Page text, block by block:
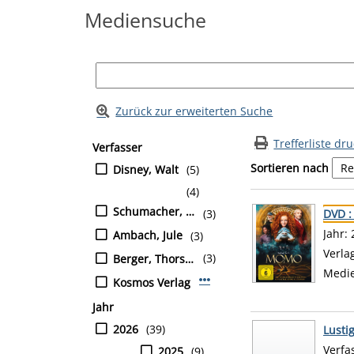
Mediensuche
Zurück zur erweiterten Suche
Suchfilter
Zur Trefferliste springen
Verfasser
Disney, Walt (5)
Schumacher, Jens
(4)
Ambach, Jule
(3)
Berger, Thorsten
(3)
Kosmos Verlag
(3)
Mehr Verfasser-Filter
Jahr
2026 (39)
2025 (9)
Trefferliste
Sortieren nach
Suchergebnis
Zu den Suchfiltern
DVD
Jahr: